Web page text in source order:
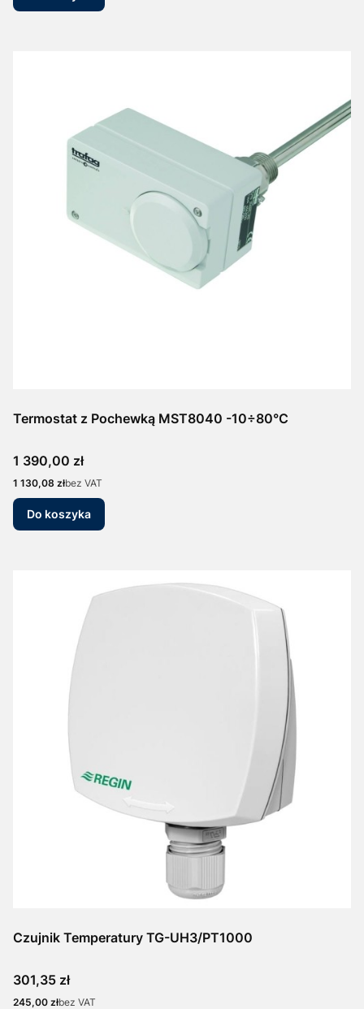
Termostat z Pochewką MST8040 -10÷80°C
Cena
1 390,00 zł
Cena
1 130,08 złbez VAT
Do koszyka
Czujnik Temperatury TG-UH3/PT1000
Cena
301,35 zł
Cena
245,00 złbez VAT